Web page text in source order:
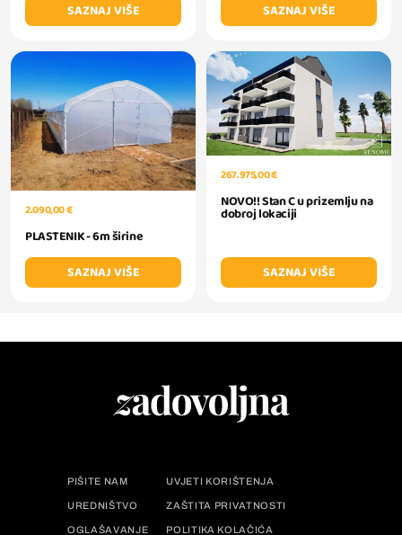
SAZNAJ VIŠE
SAZNAJ VIŠE
2.090,00 €
PLASTENIK - 6m širine
SAZNAJ VIŠE
267.975,00 €
NOVO!! Stan C u prizemlju na
dobroj lokaciji
SAZNAJ VIŠE
PIŠITE NAM UVJETI KORIŠTENJA
UREDNIŠTVO ZAŠTITA PRIVATNOSTI
OGLAŠAVANJE POLITIKA KOLAČIĆA